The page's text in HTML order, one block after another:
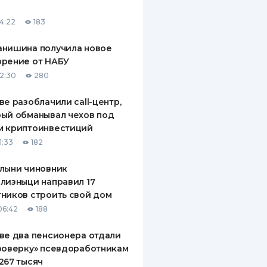
ПО
ПОЛИСЫ
КОМПАНИИ
О СТРАХОВЫХ
183
получила новое
от НАБУ
280
разоблачили call-центр,
обманывал чехов под
криптоинвестиций
182
чиновник
направил 17
строить свой дом
188
два пенсионера отдали
псевдоработникам
тысяч